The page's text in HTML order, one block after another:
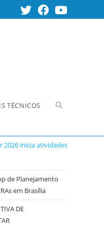
TÉCNICOS Alternar
2026 inicia atividades
de Planejamento
em Brasília
DE